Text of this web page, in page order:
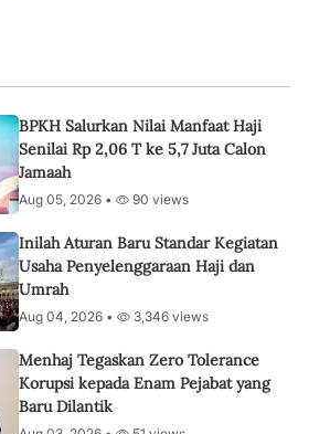
BPKH Salurkan Nilai Manfaat Haji
Senilai Rp 2,06 T ke 5,7 Juta Calon
Jamaah
Aug 05, 2026 • 90 views
Inilah Aturan Baru Standar Kegiatan
Usaha Penyelenggaraan Haji dan
Umrah
Aug 04, 2026 • 3,346 views
Menhaj Tegaskan Zero Tolerance
Korupsi kepada Enam Pejabat yang
Baru Dilantik